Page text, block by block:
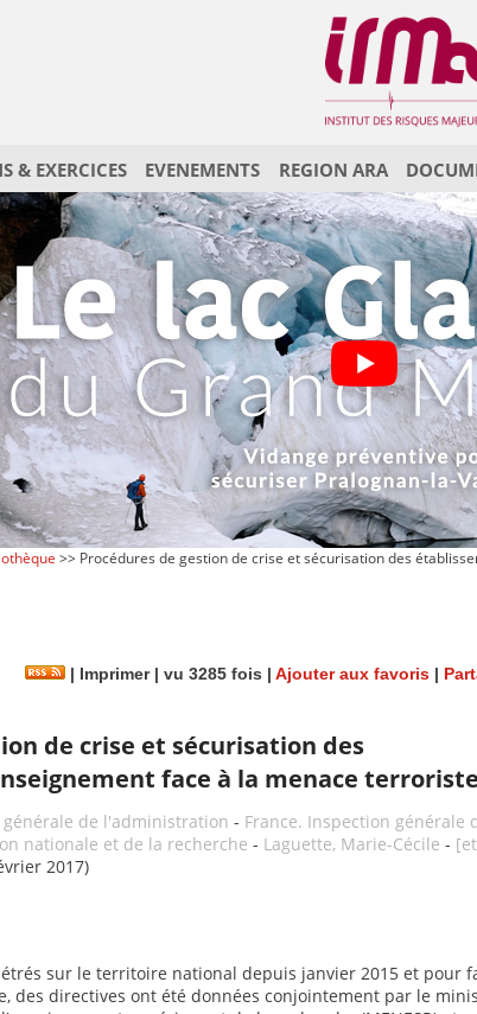
& EXERCICES EVENEMENTS REGION ARA
>> Procédures de gestion de crise et sécurisation des
Imprimer| vu 3285 fois | Ajouter aux favoris
de crise et sécurisation des
face à la menace terroriste
générale de l'administration - France. Inspection générale
nationale et de la recherche - Laguette, Marie-Cécile -
2017)
sur le territoire national depuis janvier 2015 et pour
des directives ont été données conjointement par le